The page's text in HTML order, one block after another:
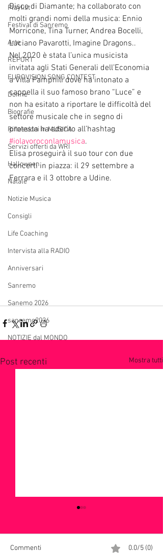
Playlist
Festival di Sanremo
Arte
REPORT
EUROVISION SONG CONTEST
Donne
Biografie
Riflessioni in MUSICA
Servizi offerti da WRI
Halloween
Natale
Notizie Musica
Consigli
Life Coaching
Intervista alla RADIO
Anniversari
Sanremo
Sanemo 2026
sanremo2026
NOTIZIE dal MONDO
Disco di Diamante; ha collaborato con
molti grandi nomi della musica: Ennio
Morricone, Tina Turner, Andrea Bocelli,
Luciano Pavarotti, Imagine Dragons..
Nel 2020 è stata l’unica musicista
invitata agli Stati Generali dell’Economia
a Villa Pamphili dove ha intonato a
cappella il suo famoso brano “Luce” e
non ha esitato a riportare le difficoltà del
settore musicale che in segno di
protesta ha aderito all’hashtag
#iolavoroconlamusica.
Elisa proseguirà il suo tour con due
concerti in piazza: il 29 settembre a
Ferrara e il 3 ottobre a Udine.
Post recenti Mostra tutti
Commenti 0.0/5 (0)